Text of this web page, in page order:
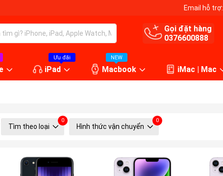
Email hỗ trợ:
Gọi đặt hàng
0376600888
Ưu đãi
iPad
NEW
Macbook iMac | Mac
Tìm theo loại
0
Hình thức vận chuyển
0